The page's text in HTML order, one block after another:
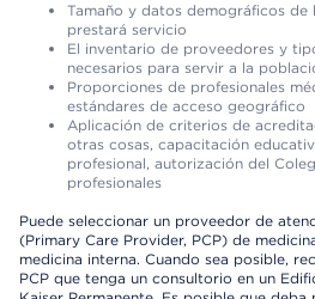
Tamaño y datos demográficos de
prestará servicio
El inventario de proveedores y
necesarios para servir a la
Proporciones de profesionales
estándares de acceso geográfico
Aplicación de criterios de
otras cosas, capacitación
profesional, autorización del
profesionales
Puede seleccionar un proveedor de
(Primary Care Provider, PCP) de
medicina interna. Cuando sea posible,
PCP que tenga un consultorio en un